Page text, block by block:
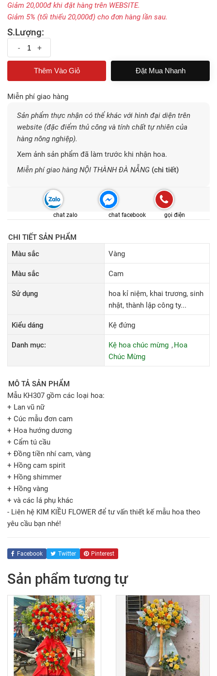
Giảm 20,000đ khi đặt hàng trên WEBSITE.
Giảm 5% (tối thiếu 20,000đ) cho đơn hàng lần sau.
S.Lượng:
- +
Đặt Mua Nhanh
Miễn phí giao hàng
Sản phẩm thực nhận có thể khác với hình đại diện trên
website (đặc điểm thủ công và tính chất tự nhiên của
hàng nông nghiệp).
Xem ảnh sản phẩm đã làm trước khi nhận hoa.
Miễn phí giao hàng NỘI THÀNH ĐÀ NẴNG (chi tiết)
chat zalo chat facebook gọi điện
CHI TIẾT SẢN PHẨM
Màu sắc
Vàng
Màu sắc Cam
Sử dụng
hoa kỉ niệm, khai trương, sinh
nhật, thành lập công ty...
Kiểu dáng Kệ đứng
Danh mục: Kệ hoa chúc mừng
Hoa
Chúc Mừng
MÔ TẢ SẢN PHẨM
Mẫu KH307 gồm các loại hoa:
+ Lan vũ nữ
+ Cúc mẫu đơn cam
+ Hoa hướng dương
+ Cẩm tú cầu
+ Đồng tiền nhí cam, vàng
+ Hồng cam spirit
+ Hồng shimmer
+ Hồng vàng
+ và các lá phụ khác
- Liên hệ KIM KIỀU FLOWER để tư vấn thiết kế mẫu hoa theo
yêu cầu bạn nhé!
Facebook Twitter Pinterest
Sản phẩm tương tự